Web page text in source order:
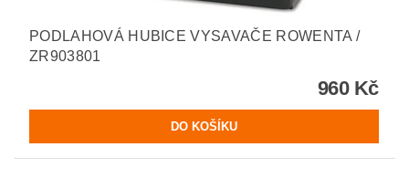
PODLAHOVÁ HUBICE VYSAVAČE ROWENTA /
ZR903801
960 Kč